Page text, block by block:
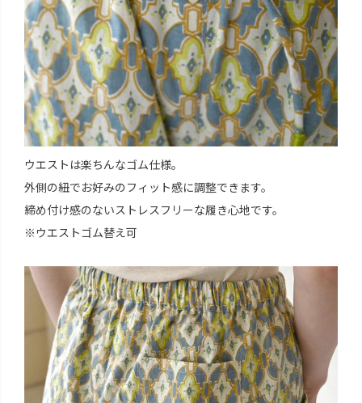
ウエストは楽ちんなゴム仕様。
外側の紐でお好みのフィット感に調整できます。
締め付け感のないストレスフリーな履き心地です。
※ウエストゴム替え可